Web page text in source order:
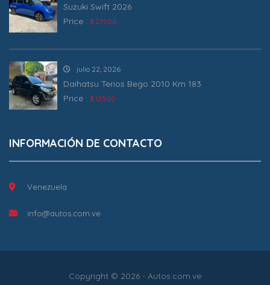
Suzuki Swift 2026
Price : $ 27500
julio 22, 2026
Daihatsu Terios Bego 2010 Km 183
Price : $ 12500
INFORMACIÓN DE CONTACTO
Venezuela
info@autos.com.ve
Copyright © 2026 - Autos.com.ve